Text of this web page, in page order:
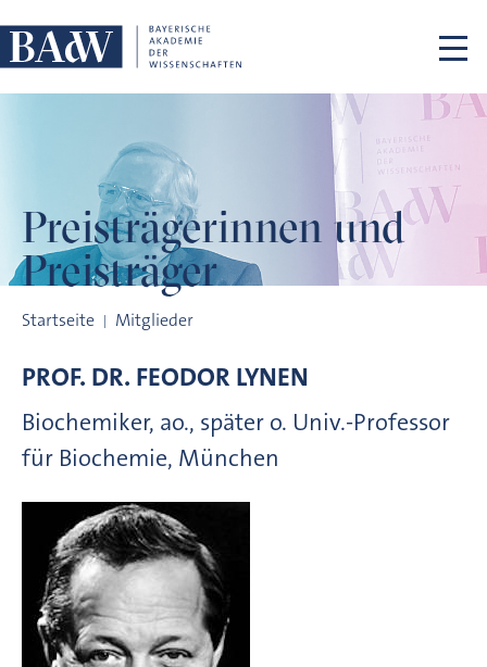
Preisträgerinnen und
Preisträger
Startseite Mitglieder
PROF. DR. FEODOR LYNEN
Biochemiker, ao., später o. Univ.-Professor
für Biochemie, München